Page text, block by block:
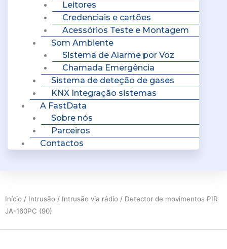
Leitores
Credenciais e cartões
Acessórios Teste e Montagem
Som Ambiente
Sistema de Alarme por Voz
Chamada Emergência
Sistema de deteção de gases
KNX Integração sistemas
A FastData
Sobre nós
Parceiros
Contactos
Início / Intrusão / Intrusão via rádio / Detector de movimentos PIR
JA-160PC (90)